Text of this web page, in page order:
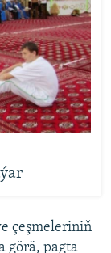
çeşmeleriniň
görä, pagta